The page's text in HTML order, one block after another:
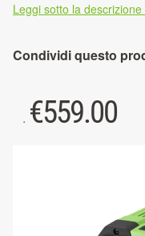
Leggi sotto la
Condividi questo
. €559.00